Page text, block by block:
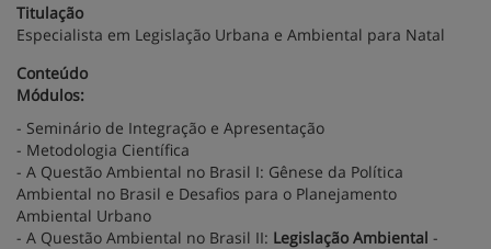
Titulação
Especialista em Legislação Urbana e Ambiental para Natal
Conteúdo
Módulos:
- Seminário de Integração e Apresentação
- Metodologia Científica
- A Questão Ambiental no Brasil I: Gênese da Política
Ambiental no Brasil e Desafios para o Planejamento
Ambiental Urbano
- A Questão Ambiental no Brasil II: Legislação Ambiental -